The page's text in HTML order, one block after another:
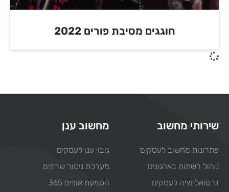
חוגגים מסיבת פורים 2022
שירותי מחשוב
פתרונות מחשוב לעסקים
ניהול רשתות בארגונים
וירטואליזציה לעסקים
מחשוב ענן
גיבוי ענן לעסקים
מערכת ניטור שרתים
הטמעת אופיס 365